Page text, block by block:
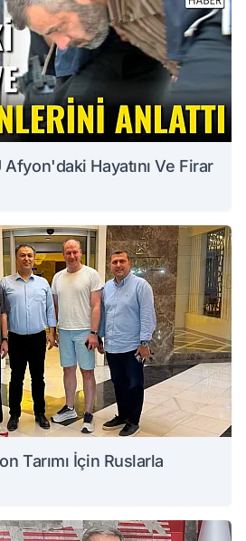
Hayatını Ve Firar
Tarımı İçin Ruslarla